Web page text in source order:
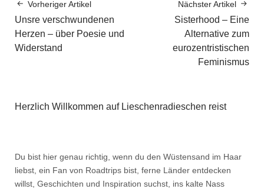
Vorheriger Artikel
Unsre verschwundenen
Herzen – über Poesie und
Widerstand
Nächster Artikel
Sisterhood – Eine
Alternative zum
eurozentristischen
Feminismus
Herzlich Willkommen auf Lieschenradieschen reist
Du bist hier genau richtig, wenn du den Wüstensand im Haar
liebst, ein Fan von Roadtrips bist, ferne Länder entdecken
willst, Geschichten und Inspiration suchst, ins kalte Nass